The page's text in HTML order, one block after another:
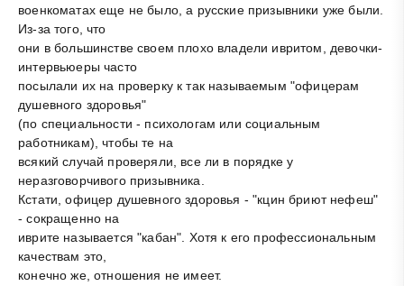
военкоматах еще не было, а русские призывники уже были.
Из-за того, что
они в большинстве своем плохо владели ивритом, девочки-
интервьюеры часто
посылали их на проверку к так называемым "офицерам
душевного здоровья"
(по специальности - психологам или социальным
работникам), чтобы те на
всякий случай проверяли, все ли в порядке у
неразговорчивого призывника.
Кстати, офицер душевного здоровья - "кцин бриют нефеш"
- сокращенно на
иврите называется "кабан". Хотя к его профессиональным
качествам это,
конечно же, отношения не имеет.